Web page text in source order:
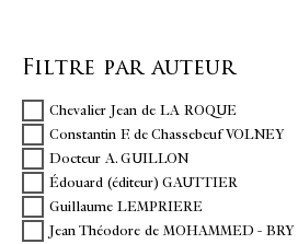
Filtre par auteur
Chevalier Jean de LA ROQUE
Constantin F. de Chassebeuf VOLNEY
Docteur A. GUILLON
Édouard (éditeur) GAUTTIER
Guillaume LEMPRIERE
Jean Théodore de MOHAMMED - BRY